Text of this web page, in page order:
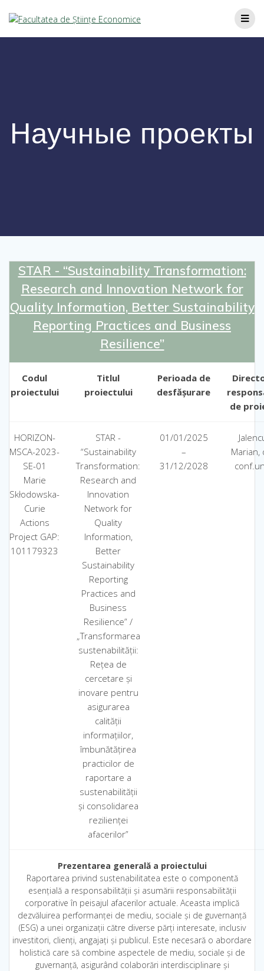
Научные проекты
STAR - “Sustainability Transformation:
Research and Innovation Network for
Quality Information, Better Sustainability
Reporting Practices and Business
Resilience”
Codul
proiectului
Titlul
proiectului
Perioada de
desfășurare
de
HORIZON-
MSCA-2023-
SE-01
Marie
Skłodowska-
Curie
Actions
Project GAP:
101179323
STAR -
“Sustainability
Transformation:
Research and
Innovation
Network for
Quality
Information,
Better
Sustainability
Reporting
Practices and
Business
Resilience” /
„Transformarea
sustenabilității:
Rețea de
cercetare și
inovare pentru
asigurarea
calității
informațiilor,
îmbunătățirea
practicilor de
raportare a
sustenabilității
și consolidarea
rezilienței
afacerilor”
01/01/2025
–
31/12/2028
Marian,
Prezentarea generală a proiectului
Raportarea privind sustenabilitatea este o componentă
esențială a responsabilității și asumării responsabilității
corporative în peisajul afacerilor actuale. Aceasta implică
dezvăluirea performanței de mediu, sociale și de guvernanță
(ESG) a unei organizații către diverse părți interesate, inclusiv
investitori, clienți, angajați și publicul. Este necesară o abordare
holistică care să combine aspectele de mediu, sociale și de
guvernanță, asigurând colaborări interdisciplinare și